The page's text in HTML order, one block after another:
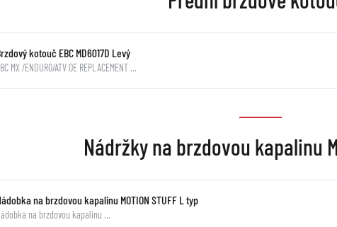
kotouč EBC MD6017D Levý
MX /ENDURO/ATV OE REPLACEMENT …
Nádržky na brzdovou kapalinu
na brzdovou kapalinu MOTION STUFF L typ
na brzdovou kapalinu …